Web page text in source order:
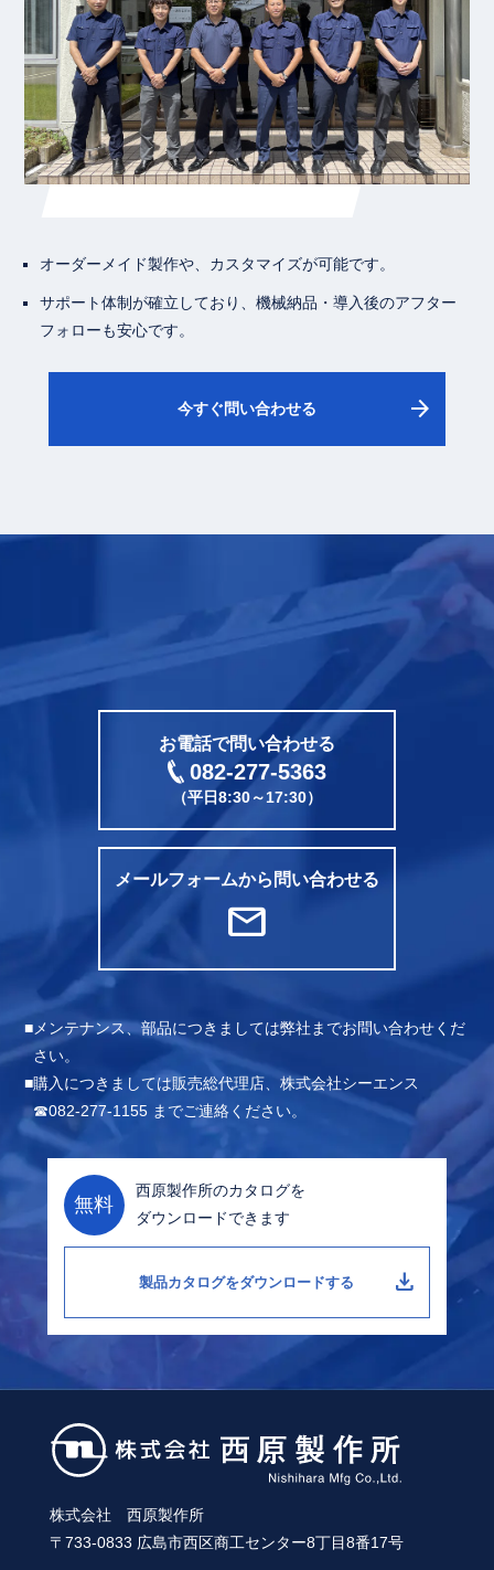
オーダーメイド製作や、カスタマイズが可能です。
サポート体制が確立しており、機械納品・導入後のアフター
フォローも安心です。
今すぐ問い合わせる arrow_forward
CONTACT
お電話で問い合わせる
082-277-5363
（平日8:30～17:30）
メールフォームから問い合わせる
mail
メンテナンス、部品につきましては弊社までお問い合わせくだ
さい。
購入につきましては販売総代理店、株式会社シーエンス
☎082-277-1155 までご連絡ください。
無料
西原製作所のカタログを
ダウンロードできます
製品カタログをダウンロードする download
株式会社 西原製作所
〒733-0833 広島市西区商工センター8丁目8番17号